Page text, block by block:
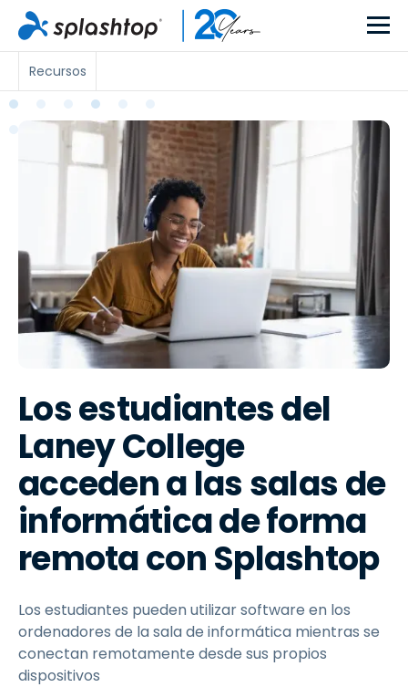
Recursos
Los estudiantes del
Laney College
acceden a las salas de
informática de forma
remota con Splashtop
Los estudiantes pueden utilizar software en los
ordenadores de la sala de informática mientras se
conectan remotamente desde sus propios
dispositivos